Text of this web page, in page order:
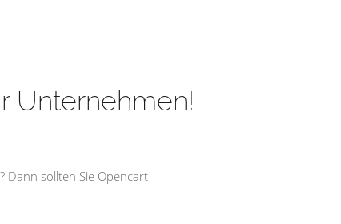
Unternehmen!
Dann sollten Sie Opencart